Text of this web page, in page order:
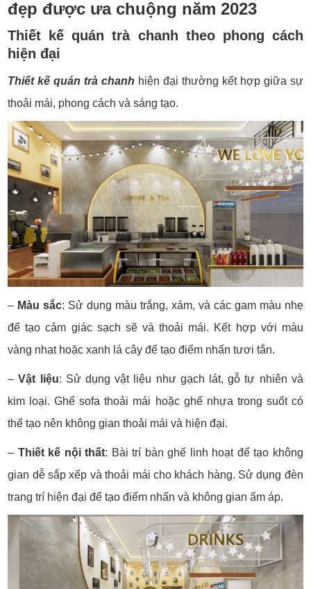
đẹp được ưa chuộng năm 2023
Thiết kế quán trà chanh theo phong cách
hiện đại
Thiết kế quán trà chanh hiện đại thường kết hợp giữa sự
thoải mái, phong cách và sáng tạo.
– Màu sắc: Sử dụng màu trắng, xám, và các gam màu nhẹ
để tạo cảm giác sạch sẽ và thoải mái. Kết hợp với màu
vàng nhạt hoặc xanh lá cây để tạo điểm nhấn tươi tắn.
–Vật liệu: Sử dụng vật liệu như gạch lát, gỗ tự nhiên và
kim loại.Ghế sofa thoải mái hoặc ghế nhựa trong suốt có
thể tạo nên không gian thoải mái và hiện đại.
– Thiết kế nội thất: Bài trí bàn ghế linh hoạt để tạo không
gian dễ sắp xếp và thoải mái cho khách hàng. Sử dụng đèn
trang trí hiện đại để tạo điểm nhấn và không gian ấm áp.